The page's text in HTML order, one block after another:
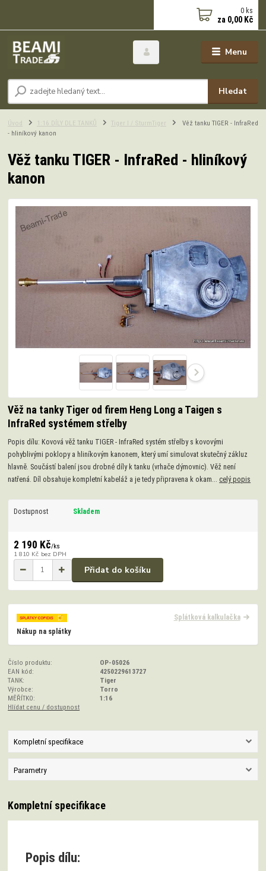
Menu
Hledat
0 ks
za 0,00 Kč
Úvod 1:16 DÍLY DLE TANKŮ Tiger I / SturmTiger
Věž tanku TIGER - InfraRed
- hliníkový kanon
Věž tanku TIGER - InfraRed - hliníkový
kanon
Věž na tanky Tiger od firem Heng Long a Taigen s
InfraRed systémem střelby
Popis dílu: Kovová věž tanku TIGER - InfraRed systém střelby s kovovými
pohyblivými poklopy a hliníkovým kanonem, který umí simulovat skutečný zákluz
hlavně. Součástí balení jsou drobné díly k tanku (vrhače dýmovnic). Věž není
natřená. Díl obsahuje kompletní kabeláž a je tedy připravena k okam... celý popis
Dostupnost Skladem
2 190 Kč/ks
1 810 Kč bez DPH
Přidat do košíku
Splátková kalkulačka
Nákup na splátky
Číslo produktu:
OP-05026
EAN kód:
4250229613727
TANK:
Tiger
Výrobce:
Torro
MĚŘÍTKO:
1:16
Hlídat cenu / dostupnost
Kompletní specifikace
Parametry
Kompletní specifikace
Popis dílu: